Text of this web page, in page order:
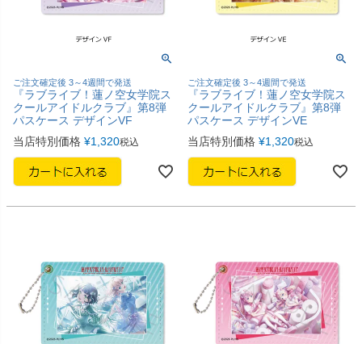
ご注文確定後 3～4週間で発送
『ラブライブ！蓮ノ空女学院ス
クールアイドルクラブ』第8弾
パスケース デザインVF
当店特別価格 ¥1,320税込
ご注文確定後 3～4週間で発送
『ラブライブ！蓮ノ空女学院ス
クールアイドルクラブ』第8弾
パスケース デザインVE
当店特別価格 ¥1,320税込